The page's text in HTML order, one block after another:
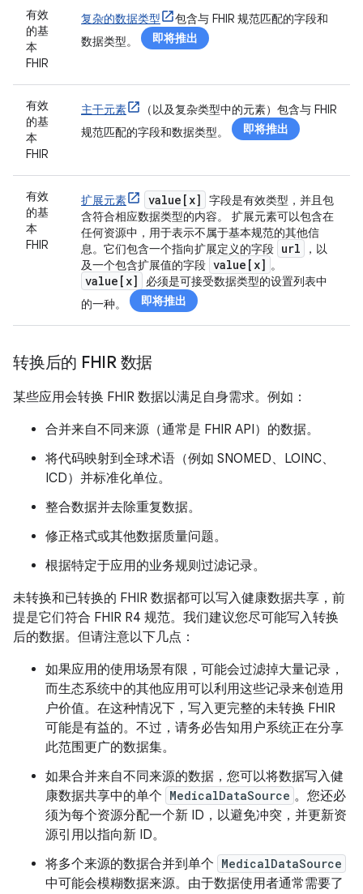
有效
的基
本
FHIR
复杂的数据类型
包含与 FHIR 规范匹配的字段和
数据类型。
即将推出
有效
的基
本
FHIR
主干元素
（以及复杂类型中的元素）包含与 FHIR
规范匹配的字段和数据类型。
即将推出
有效
的基
本
FHIR
扩展元素 value[x]
字段是有效类型，并且包
含符合相应数据类型的内容。 扩展元素可以包含在
任何资源中，用于表示不属于基本规范的其他信
息。它们包含一个指向扩展定义的字段 url
，以
及一个包含扩展值的字段 value[x] 。
value[x]
必须是可接受数据类型的设置列表中
的一种。
即将推出
转换后的 FHIR 数据
某些应用会转换 FHIR 数据以满足自身需求。例如：
合并来自不同来源（通常是 FHIR API）的数据。
将代码映射到全球术语（例如 SNOMED、LOINC、
ICD）并标准化单位。
整合数据并去除重复数据。
修正格式或其他数据质量问题。
根据特定于应用的业务规则过滤记录。
未转换和已转换的 FHIR 数据都可以写入健康数据共享，前
提是它们符合 FHIR R4 规范。我们建议您尽可能写入转换
后的数据。但请注意以下几点：
如果应用的使用场景有限，可能会过滤掉大量记录，
而生态系统中的其他应用可以利用这些记录来创造用
户价值。在这种情况下，写入更完整的未转换 FHIR
可能是有益的。不过，请务必告知用户系统正在分享
此范围更广的数据集。
如果合并来自不同来源的数据，您可以将数据写入健
康数据共享中的单个 MedicalDataSource 。您还必
须为每个资源分配一个新 ID，以避免冲突，并更新资
源引用以指向新 ID。
将多个来源的数据合并到单个 MedicalDataSource
中可能会模糊数据来源。由于数据使用者通常需要了